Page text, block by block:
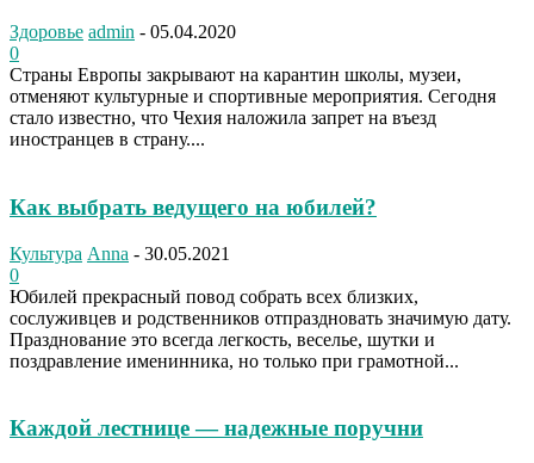
Здоровье admin - 05.04.2020
0
Страны Европы закрывают на карантин школы, музеи,
отменяют культурные и спортивные мероприятия. Сегодня
стало известно, что Чехия наложила запрет на въезд
иностранцев в страну....
Как выбрать ведущего на юбилей?
Культура Anna - 30.05.2021
0
Юбилей прекрасный повод собрать всех близких,
сослуживцев и родственников отпраздновать значимую дату.
Празднование это всегда легкость, веселье, шутки и
поздравление именинника, но только при грамотной...
Каждой лестнице — надежные поручни